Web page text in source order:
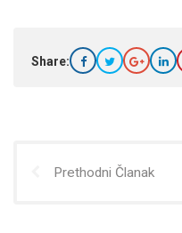
Share:
Prethodni Članak